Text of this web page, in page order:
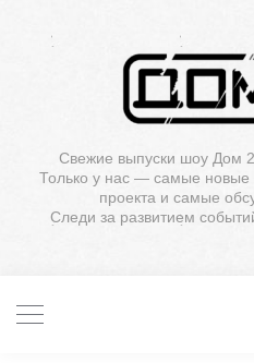
Свежие выпуски шоу Дом
Только у нас — самые новые
проекта и самые
Следи за развитием